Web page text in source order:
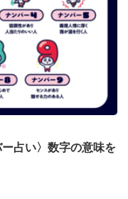
占い〉数字の意味を